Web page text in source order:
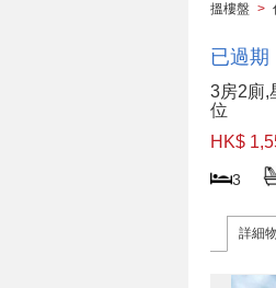
搵樓盤 >
已過期
3房2廁,
位
HK$
3
詳細